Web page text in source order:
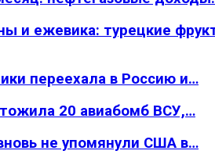
и ежевика: турецкие
переехала в Россию и…
20 авиабомб ВСУ,…
не упомянули США в…